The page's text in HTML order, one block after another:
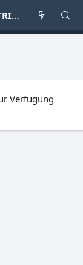
REGISTRIEREN
Verfügung